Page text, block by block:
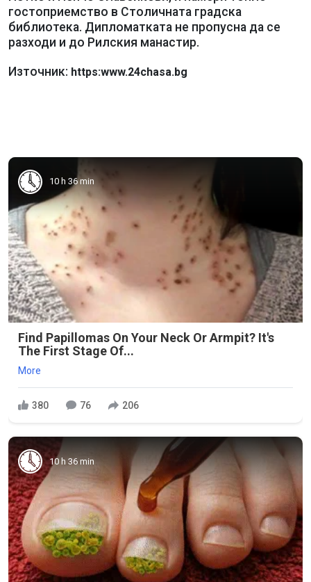
гостоприемство в Столичната градска
библиотека. Дипломатката не пропусна да се
разходи и до Рилския манастир.
Източник: https:www.24chasa.bg
10 h 36 min
Find Papillomas On Your Neck Or Armpit? It's
The First Stage Of...
More
380 76 206
10 h 36 min